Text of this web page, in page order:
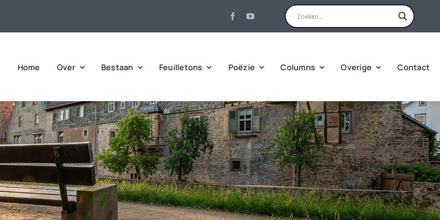
Home Over Bestaan Feuilletons Poëzie Columns Overige Contact